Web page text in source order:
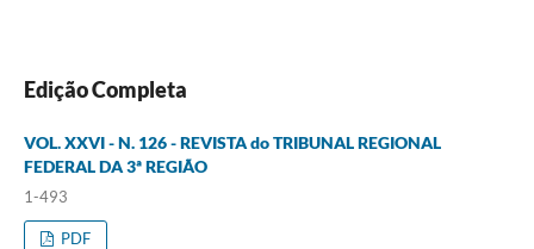
Edição Completa
VOL. XXVI - N. 126 - REVISTA do TRIBUNAL REGIONAL
FEDERAL DA 3ª REGIÃO
1-493
PDF